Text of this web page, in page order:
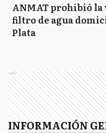
ANMAT prohibió la
filtro de agua
Plata
Ads
INFORMACIÓN